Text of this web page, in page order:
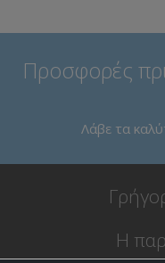
Προσφορές
Λάβε τα
Η